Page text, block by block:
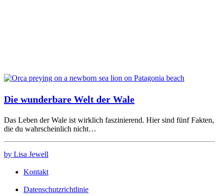
Die wunderbare Welt der Wale
Das Leben der Wale ist wirklich faszinierend. Hier sind fünf Fakten,
die du wahrscheinlich nicht…
by Lisa Jewell
Kontakt
Datenschutzrichtlinie